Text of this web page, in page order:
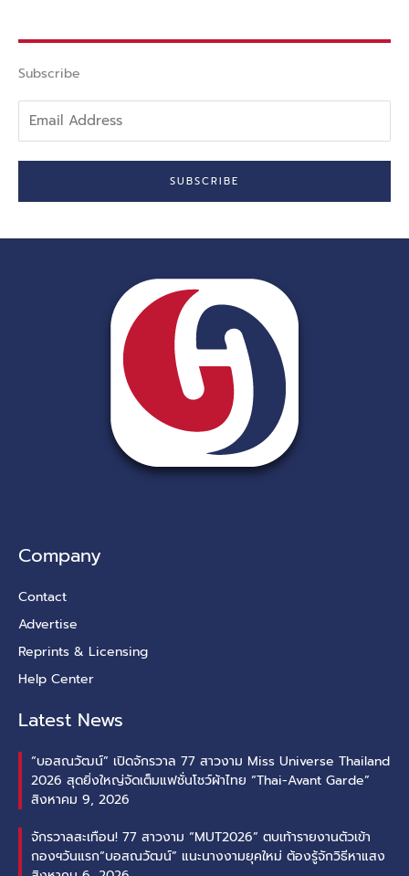
o
-
f
Subscribe
Address
SUBSCRIBE
Company
Contact
Advertise
Reprints & Licensing
Help Center
Latest News
“บอสณวัฒน์” เปิดจักรวาล 77 สาวงาม Miss Universe Thailand
2026 สุดยิ่งใหญ่จัดเต็มแฟชั่นโชว์ผ้าไทย “Thai-Avant Garde”
สิงหาคม 9, 2026
จักรวาลสะเทือน! 77 สาวงาม “MUT2026” ตบเท้ารายงานตัวเข้า
กองฯวันแรก“บอสณวัฒน์” แนะนางงามยุคใหม่ ต้องรู้จักวิธีหาแสง